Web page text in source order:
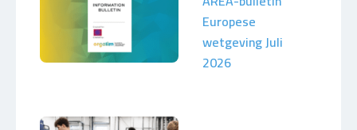
Europese
wetgeving Juli
2026